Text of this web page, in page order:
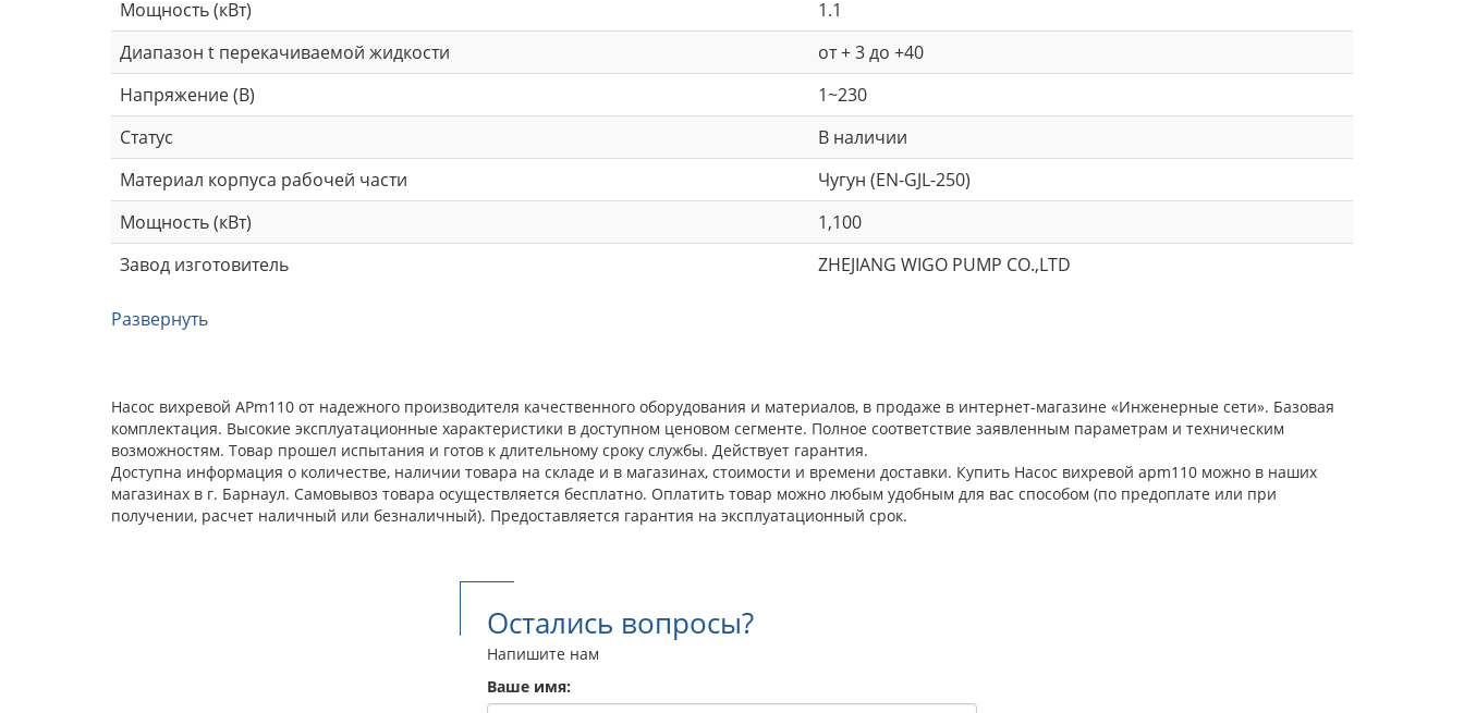
Мощность (кВт)
1.1
Диапазон t перекачиваемой жидкости
от + 3 до +40
Напряжение (В)
1~230
Статус
В наличии
Материал корпуса рабочей части
Чугун (EN-GJL-250)
Мощность (кВт)
1,100
Завод изготовитель
ZHEJIANG WIGO PUMP CO.,LTD
Развернуть
Насос вихревой APm110 от надежного производителя качественного оборудования и материалов, в продаже в интернет-магазине «Инженерные сети». Базовая
комплектация. Высокие эксплуатационные характеристики в доступном ценовом сегменте. Полное соответствие заявленным параметрам и техническим
возможностям. Товар прошел испытания и готов к длительному сроку службы. Действует гарантия.
Доступна информация о количестве, наличии товара на складе и в магазинах, стоимости и времени доставки. Купить Насос вихревой apm110 можно в наших
магазинах в г. Барнаул. Самовывоз товара осуществляется бесплатно. Оплатить товар можно любым удобным для вас способом (по предоплате или при
получении, расчет наличный или безналичный). Предоставляется гарантия на эксплуатационный срок.
Остались вопросы?
Напишите нам
Ваше имя: